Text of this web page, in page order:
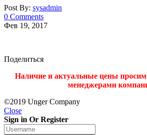
Post By: sysadmin
0 Comments
Фев 19, 2017
Поделиться
Наличие и актуальные цены просим
менеджерами
©2019 Unger Company
Close
Sign in Or Register